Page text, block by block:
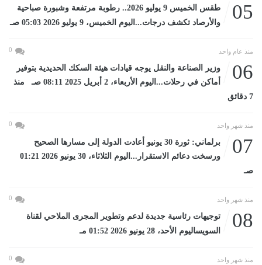
05
طقس الخميس 9 يوليو 2026.. رطوبة مرتفعة وشبورة صباحية
والأرصاد تكشف درجات...اليوم الخميس، 9 يوليو 2026 05:03 صـ
منذ عام واحد 0
06
وزير الصناعة والنقل يوجه قيادات هيئة السكك الحديدية بتوفير
أماكن في رحلات...اليوم الأربعاء، 2 أبريل 2025 08:11 صـ منذ
7 دقائق
منذ شهر واحد 0
07
برلماني: ثورة 30 يونيو أعادت الدولة إلى مسارها الصحيح
ورسخت دعائم الاستقرار...اليوم الثلاثاء، 30 يونيو 2026 01:21
صـ
منذ شهر واحد 0
08
توجيهات رئاسية جديدة لدعم وتطوير المجرى الملاحي لقناة
السويساليوم الأحد، 28 يونيو 2026 01:52 مـ
منذ شهر واحد 0